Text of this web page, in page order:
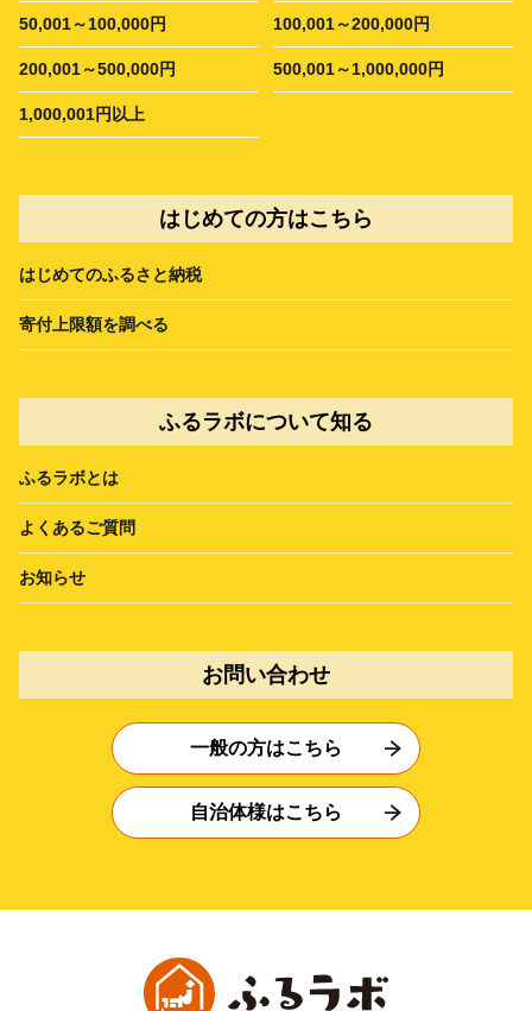
50,001～100,000円 100,001～200,000円
200,001～500,000円 500,001～1,000,000円
1,000,001円以上
はじめての方はこちら
はじめてのふるさと納税
寄付上限額を調べる
ふるラボについて知る
ふるラボとは
よくあるご質問
お知らせ
お問い合わせ
一般の方はこちら
自治体様はこちら